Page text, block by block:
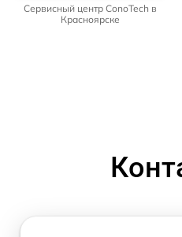
Сервисный центр ConoTech в
Красноярске